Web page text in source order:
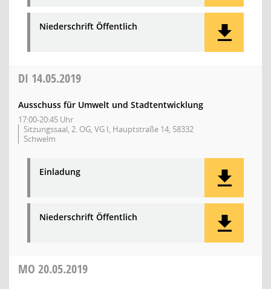
Niederschrift Öffentlich
DI 14.05.2019
Ausschuss für Umwelt und Stadtentwicklung
17:00-20:45 Uhr
Sitzungssaal, 2. OG, VG I, Hauptstraße 14, 58332
Schwelm
Einladung
Niederschrift Öffentlich
MO 20.05.2019